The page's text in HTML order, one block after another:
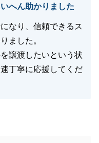
へん助かりました
なり、信頼できるス
ました。
譲渡したいという状
丁寧に応援してくだ